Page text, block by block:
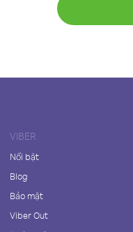
VIBER
Nổi bật
Blog
Bảo mật
Viber Out